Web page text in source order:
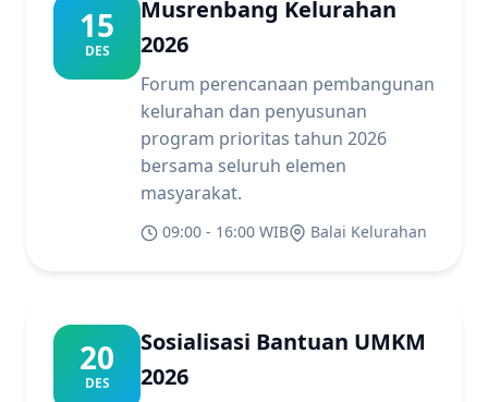
15
DES
Musrenbang Kelurahan
2026
Forum perencanaan pembangunan
kelurahan dan penyusunan
program prioritas tahun 2026
bersama seluruh elemen
masyarakat.
09:00 - 16:00 WIB Balai Kelurahan
20
DES
Sosialisasi Bantuan UMKM
2026